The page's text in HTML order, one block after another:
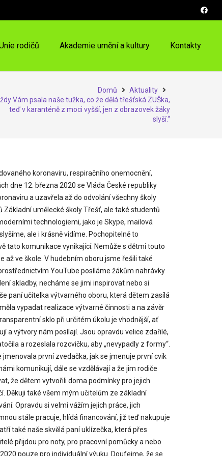
rodičů Akademie umění a kultury Kontakty
Domů
Aktuality
Vám psala naše tužka, co že dělá třešťská ZUŠka,
teď v karanténě z moci vyšší, jen z obrazovek žáky
slyší.“
koronaviru, respiračního onemocnění,
dne 12. března 2020 se Vláda České republiky
a uzavřela až do odvolání všechny školy
Základní umělecké školy Třešť, ale také studentů
technologiemi, jako je Skype, mailová
ale i krásně vidíme. Pochopitelně to
tato komunikace vynikající. Nemůže s dětmi touto
až ve škole. V hudebním oboru jsme řešili také
YouTube posíláme žákům nahrávky
skladby, necháme se jimi inspirovat nebo si
paní učitelka výtvarného oboru, která dětem zasílá
vypadat realizace výtvarné činnosti a na závěr
sklo při určitém úkolu je vhodnější, ať
a výtvory nám posílají. Jsou opravdu velice zdařilé,
a rozeslala rozcvičku, aby „nevypadly z formy“.
první zvedačka, jak se jmenuje první cvik
komunikují, dále se vzdělávají a že jim rodiče
že dětem vytvořili doma podmínky pro jejich
Děkuji také všem mým učitelům ze základní
Opravdu si velmi vážím jejich práce, jich
stále pracuje, hlídá financování, již teď nakupuje
také naše skvělá paní uklízečka, která přes
přijdou pro noty, pro pracovní pomůcky a nebo
pouze pro individuální výuku. Doufejme, že se